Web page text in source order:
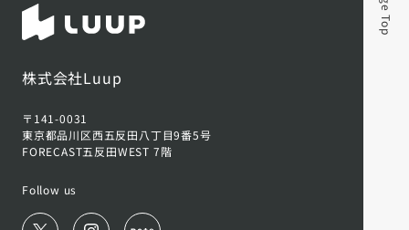
株式会社Luup
〒141-0031
東京都品川区西五反田八丁目9番5号
FORECAST五反田WEST 7階
Follow us